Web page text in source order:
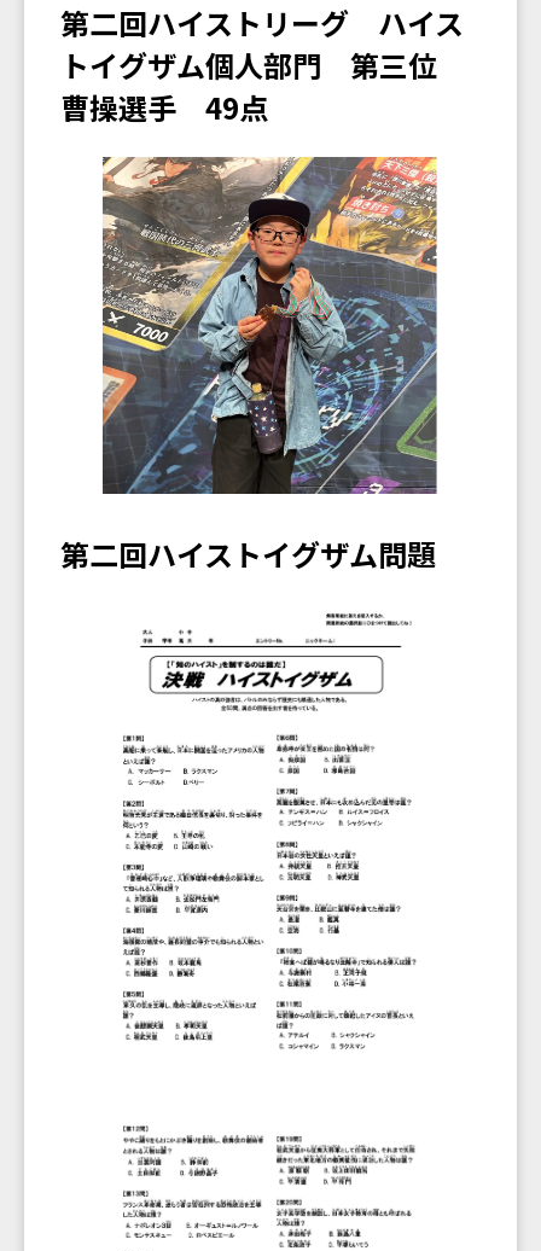
第二回ハイストリーグ ハイス
トイグザム個人部門 第三位
曹操選手 49点
第二回ハイストイグザム問題